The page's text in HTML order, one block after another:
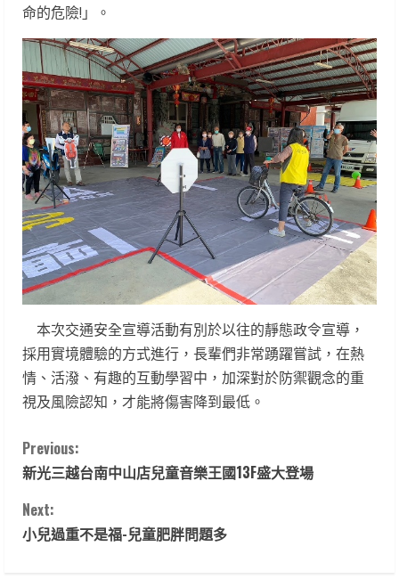
命的危險!」。
本次交通安全宣導活動有別於以往的靜態政令宣導，
採用實境體驗的方式進行，長輩們非常踴躍嘗試，在熱
情、活潑、有趣的互動學習中，加深對於防禦觀念的重
視及風險認知，才能將傷害降到最低。
C
o
n
Previous:
新光三越台南中山店兒童音樂王國13F盛大登場
Next:
小兒過重不是福-兒童肥胖問題多